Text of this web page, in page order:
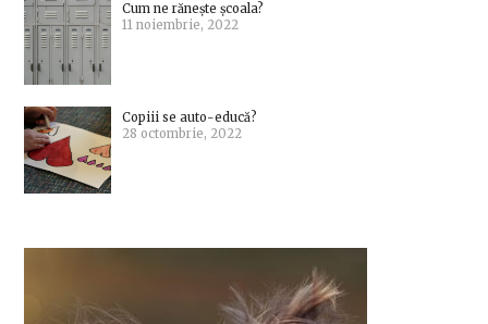
Cum ne rănește școala?
11 noiembrie, 2022
Copiii se auto-educă?
28 octombrie, 2022